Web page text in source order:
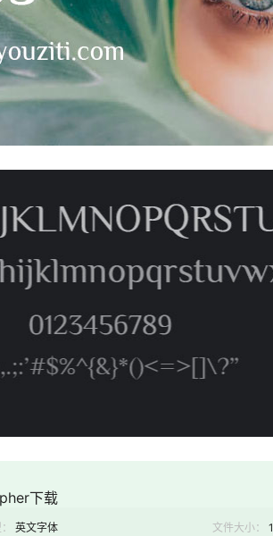
下载
英文字体 文件大小：